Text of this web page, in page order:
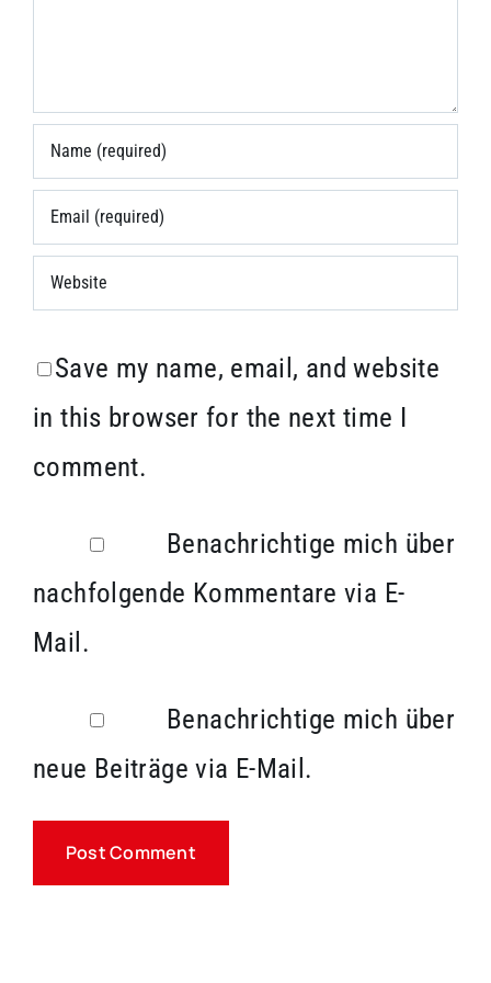
Save my name, email, and website
in this browser for the next time I
comment.
Benachrichtige mich über
nachfolgende Kommentare via E-
Mail.
Benachrichtige mich über
neue Beiträge via E-Mail.